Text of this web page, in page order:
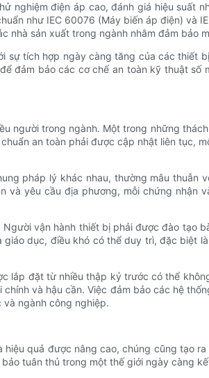
nghiệm điện áp cao, đánh giá hiệu suất
như IEC 60076 (Máy biến áp điện) và
sản xuất trong ngành nhằm đảm bảo
sự tích hợp ngày càng tăng của các thiết
đảm bảo các cơ chế an toàn kỹ thuật số
người trong ngành. Một trong những
an toàn phải được cập nhật liên tục,
pháp lý khác nhau, thường mâu thuẫn
yêu cầu địa phương, mỗi chứng nhận
vận hành thiết bị phải được đào tạo
dục, điều khó có thể duy trì, đặc biệt
lắp đặt từ nhiều thập kỷ trước có thể
và hậu cần. Việc đảm bảo các hệ
ngành công nghiệp.
quả được nâng cao, chúng cũng tạo
tuân thủ trong một thế giới ngày càng